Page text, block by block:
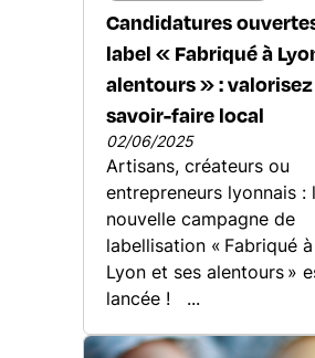
Candidatures
label « Fabriqué à
alentours » :
savoir-faire local
02/06/2025
Artisans, créateurs ou
entrepreneurs lyonnais :
nouvelle campagne de
labellisation « Fabriqué à
Lyon et ses alentours »
lancée ! ...